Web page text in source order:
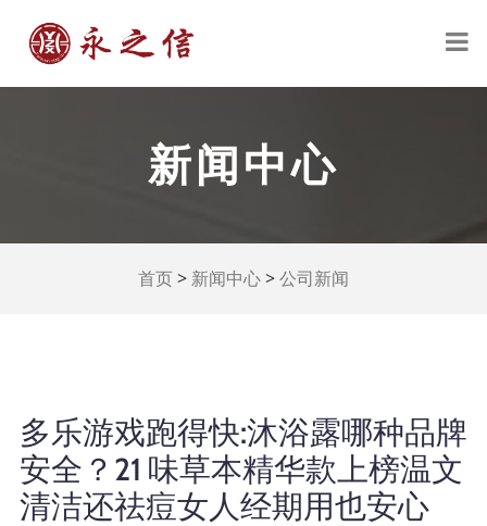
新闻中心
首页 > 新闻中心 > 公司新闻
多乐游戏跑得快:沐浴露哪种品牌
安全？21 味草本精华款上榜温文
清洁还祛痘女人经期用也安心